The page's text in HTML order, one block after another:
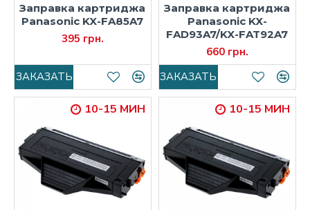
Заправка картриджа
Panasonic KX-FA85A7
395 грн.
ЗАКАЗАТЬ
Заправка картриджа
Panasonic KX-
FAD93A7/KX-FAT92A7
660 грн.
ЗАКАЗАТЬ
10-15 МИН 10-15 МИН